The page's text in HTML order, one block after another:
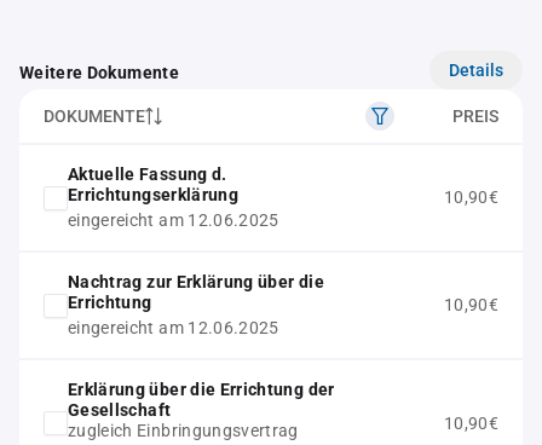
Weitere Dokumente Details
DOKUMENTE PREIS
Aktuelle Fassung d.
Errichtungserklärung
eingereicht am 12.06.2025
10,90€
Nachtrag zur Erklärung über die
Errichtung
eingereicht am 12.06.2025
10,90€
Erklärung über die Errichtung der
Gesellschaft
zugleich Einbringungsvertrag
10,90€